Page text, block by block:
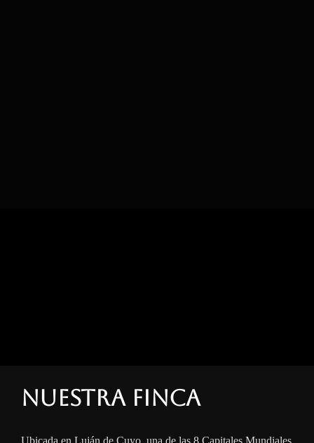
Nuestra finca
Ubicada en Luján de Cuyo, una de las 8 Capitales Mundiales